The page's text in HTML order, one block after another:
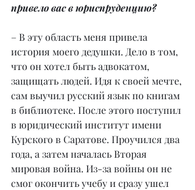
привело вас в юриспруденцию?
– В эту область меня привела
история моего дедушки. Дело в том,
что он хотел быть адвокатом,
защищать людей. Идя к своей мечте,
сам выучил русский язык по книгам
в библиотеке. После этого поступил
в юридический институт имени
Курского в Саратове. Проучился два
года, а затем началась Вторая
мировая война. Из-за войны он не
смог окончить учебу и сразу ушел